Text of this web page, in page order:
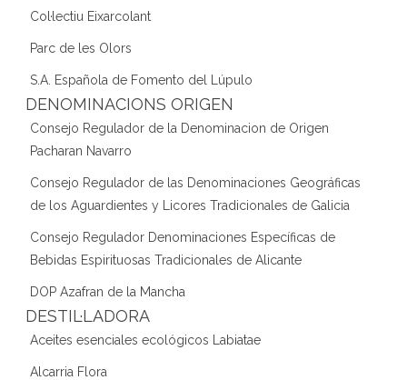
Col·lectiu Eixarcolant
Parc de les Olors
S.A. Española de Fomento del Lúpulo
DENOMINACIONS ORIGEN
Consejo Regulador de la Denominacion de Origen
Pacharan Navarro
Consejo Regulador de las Denominaciones Geográficas
de los Aguardientes y Licores Tradicionales de Galicia
Consejo Regulador Denominaciones Específicas de
Bebidas Espirituosas Tradicionales de Alicante
DOP Azafran de la Mancha
DESTIL·LADORA
Aceites esenciales ecológicos Labiatae
Alcarria Flora